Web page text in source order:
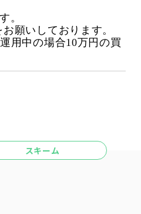
。
願いしております。
用中の場合10万円の買
スキーム